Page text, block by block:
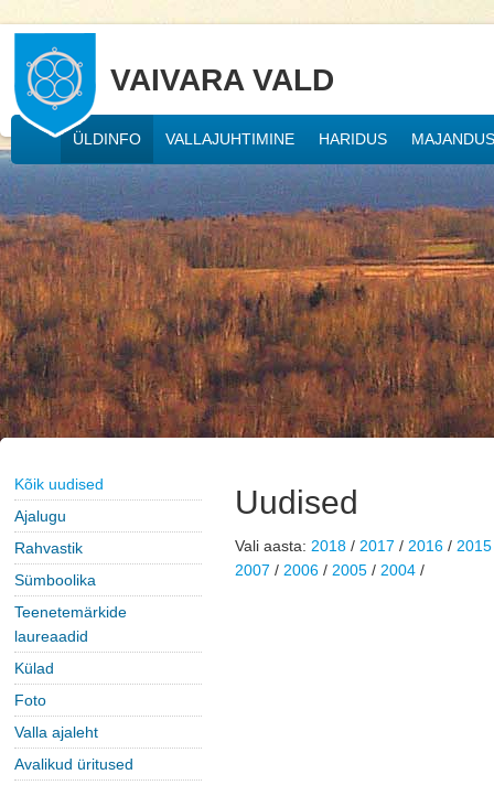
VAIVARA VALD
ÜLDINFO VALLAJUHTIMINE HARIDUS MAJANDUS
Kõik uudised
Ajalugu
Rahvastik
Sümboolika
Teenetemärkide
laureaadid
Külad
Foto
Valla ajaleht
Avalikud üritused
Uudised
Vali aasta: 2018 / 2017 / 2016 / 2015
2007 / 2006 / 2005 / 2004 /